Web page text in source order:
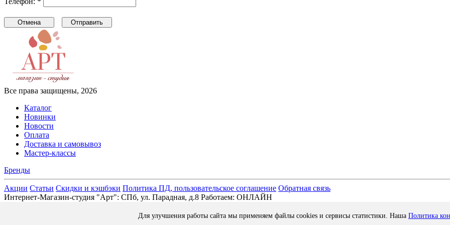
Все права защищены, 2026
Каталог
Новинки
Новости
Оплата
Доставка и самовывоз
Мастер-классы
Бренды
Акции Статьи Скидки и кэшбэки Политика ПД, пользовательское соглашение Обратная связь
Интернет-Магазин-студия "Арт": СПб, ул. Парадная, д.8 Работаем: ОНЛАЙН
Для улучшения работы сайта мы применяем файлы cookies и сервисы статистики. Наша Политика